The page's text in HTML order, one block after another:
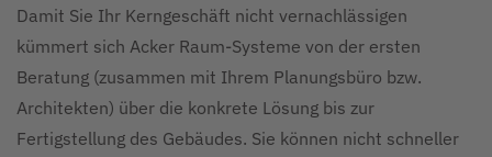
Damit Sie Ihr Kerngeschäft nicht vernachlässigen
kümmert sich Acker Raum-Systeme von der ersten
Beratung (zusammen mit Ihrem Planungsbüro bzw.
Architekten) über die konkrete Lösung bis zur
Fertigstellung des Gebäudes. Sie können nicht schneller